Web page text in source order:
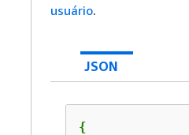
usuário.
JSON
{